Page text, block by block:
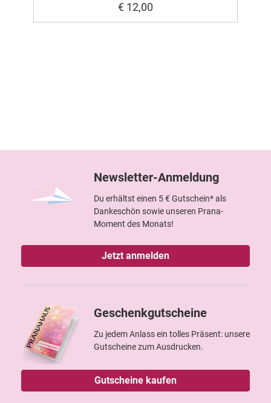
€ 12,00
Newsletter-Anmeldung
Du erhältst einen 5 € Gutschein* als
Dankeschön sowie unseren Prana-
Moment des Monats!
Jetzt anmelden
Geschenkgutscheine
Zu jedem Anlass ein tolles Präsent: unsere
Gutscheine zum Ausdrucken.
Gutscheine kaufen